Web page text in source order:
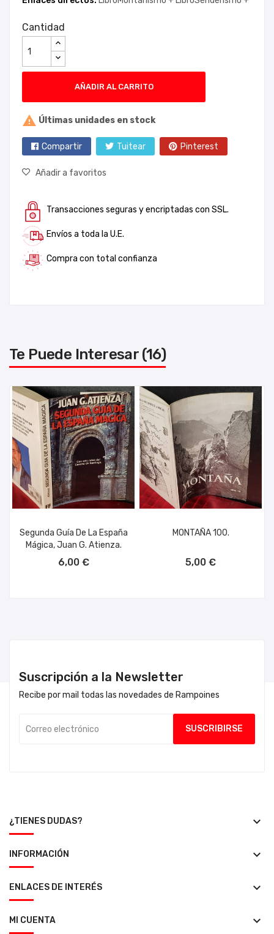
Cantidad
AÑADIR AL CARRITO
 Últimas unidades en stock
Compartir Tuitear Pinterest
Añadir a favoritos
Transacciones seguras y encriptadas con SSL.
Envíos a toda la U.E.
Compra con total confianza
Te Puede Interesar (16)
Segunda Guía De La España
Mágica, Juan G. Atienza.
6,00 €
MONTAÑA 100.
5,00 €
Suscripción a la Newsletter
Recibe por mail todas las novedades de Rampoines
¿TIENES DUDAS? keyboard_arrow_down
INFORMACIÓN keyboard_arrow_down
ENLACES DE INTERÉS keyboard_arrow_down
MI CUENTA keyboard_arrow_down